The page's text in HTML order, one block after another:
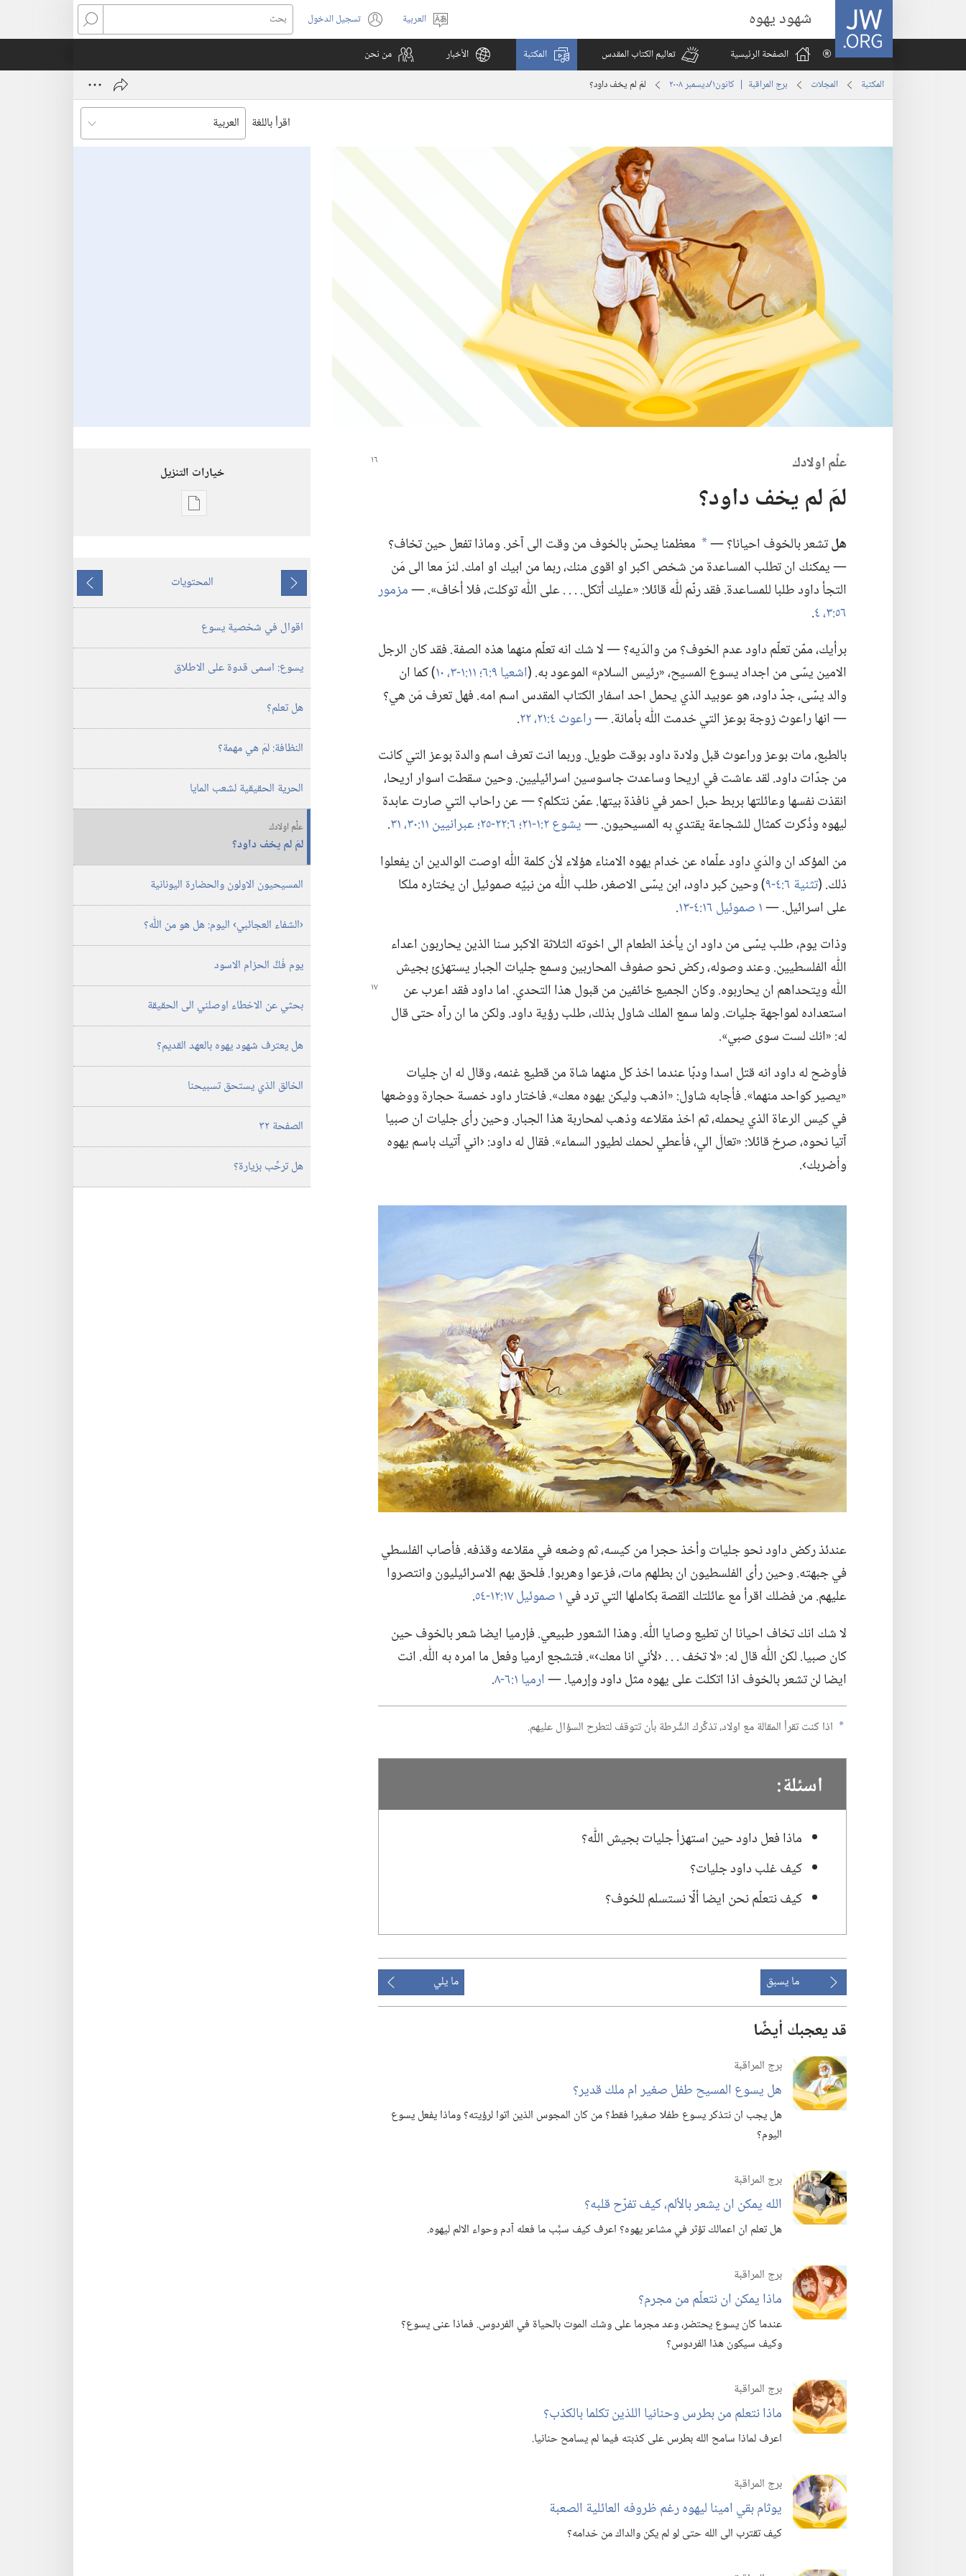
JW.ORG شهود يهوه
اختر
اللغة
العربية تسجيل الدخول
(يفتح
نافذة
بحث
الصفحة الرئيسية
تعاليم الكتاب المقدس المكتبة الأخبار من نحن
المكتبة المجلات برج المراقبة | ‏‎كانون١/ديسمبر‏ ‏‎٢٠٠٨‏ لمَ لم يخف داود؟‏
اقرأ باللغة
علِّم اولادك
لمَ لم يخف داود؟‏
هلتشعر بالخوف احيانا؟‏ —‏a معظمنا يحسّ بالخوف من وقت الى آخر.‏ وماذا تفعل حين تخاف؟‏
—‏ يمكنك ان تطلب المساعدة من شخص اكبر او اقوى منك،‏ ربما من ابيك او امك.‏ لنرَ معا الى مَن
التجأ داود طلبا للمساعدة.‏ فقد رنّم للّٰه قائلا:‏ «عليك أتكل.‏ .‏ .‏ .‏ على اللّٰه توكلت،‏ فلا أخاف».‏ —‏مزمور
٥٦:‏٣،‏ ٤
‏.‏
برأيك،‏ ممّن تعلّم داود عدم الخوف؟‏ من والدَيه؟‏ —‏ لا شك انه تعلّم منهما هذه الصفة.‏ فقد كان الرجل
الامين يسّى من اجداد يسوع المسيح،‏ «رئيس السلام» الموعود به.‏ (‏اشعيا ٩:‏٦؛‏
‏)‏ كما ان
والد يسّى،‏ جدّ داود،‏ هو عوبيد الذي يحمل احد اسفار الكتاب المقدس اسم امه.‏ فهل تعرف مَن هي؟‏
—‏ انها راعوث زوجة بوعز التي خدمت اللّٰه بأمانة.‏ —‏راعوث ٤:‏٢١،‏ ٢٢
‏.‏
بالطبع،‏ مات بوعز وراعوث قبل ولادة داود بوقت طويل.‏ وربما انت تعرف اسم والدة بوعز التي كانت
من جدّات داود.‏ لقد عاشت في اريحا وساعدت جاسوسين اسرائيليين.‏ وحين سقطت اسوار اريحا،‏
انقذت نفسها وعائلتها بربط حبل احمر في نافذة بيتها.‏ عمّن نتكلم؟‏ —‏ عن راحاب التي صارت عابدة
ليهوه وذُكرت كمثال للشجاعة يقتدي به المسيحيون.‏ —‏يشوع ٢:‏١-‏٢١؛‏ عبرانيين ١١:‏٣٠،‏ ٣١
‏.‏
من المؤكد ان والدَي داود علّماه عن خدام يهوه الامناء هؤلاء لأن كلمة اللّٰه اوصت الوالدين ان يفعلوا
ذلك.‏ (‏تثنية ٦:‏٤-‏٩
‏)‏ وحين كبر داود،‏ ابن يسّى الاصغر،‏ طلب اللّٰه من نبيّه صموئيل ان يختاره ملكا
على اسرائيل.‏ —‏١ صموئيل ١٦:‏٤-‏١٣
‏.‏
وذات يوم،‏ طلب يسّى من داود ان يأخذ الطعام الى اخوته الثلاثة الاكبر سنا الذين يحاربون اعداء
اللّٰه الفلسطيين.‏ وعند وصوله،‏ ركض نحو صفوف المحاربين وسمع جليات الجبار يستهزئ بجيش
اللّٰه ويتحداهم ان يحاربوه.‏ وكان الجميع خائفين منقبول هذا التحدي.‏ اما داود فقد اعرب عن
استعداده لمواجهة جليات.‏ ولما سمع الملك شاول بذلك،‏ طلب رؤية داود.‏ ولكن ما ان رآه حتى قال
له:‏ «انك لست سوى صبي».‏
فأوضح له داود انه قتل اسدا ودبّا عندما اخذ كل منهما شاة من قطيع غنمه،‏ وقال له ان جليات
«يصير كواحد منهما».‏ فأجابه شاول:‏ «اذهب وليكن يهوه معك».‏ فاختار داود خمسة حجارة ووضعها
في كيس الرعاة الذي يحمله،‏ ثم اخذ مقلاعه وذهب لمحاربة هذا الجبار.‏ وحين رأى جليات ان صبيا
آتيا نحوه،‏ صرخ قائلا:‏ «تعالَ الي،‏ فأعطي لحمك لطيور السماء».‏ فقال له داود:‏ ‹اني آتيك باسم يهوه
وأضربك›.‏
عندئذ ركض داود نحو جليات وأخذ حجرا من كيسه،‏ ثم وضعه في مقلاعه وقذفه.‏ فأصاب الفلسطي
في جبهته.‏ وحين رأى الفلسطيون ان بطلهم مات،‏ فزعوا وهربوا.‏ فلحق بهم الاسرائيليون وانتصروا
عليهم.‏ من فضلك اقرأ مع عائلتك القصة بكاملها التي ترد في١ صموئيل ١٧:‏١٢-‏٥٤
‏.‏
لا شك انك تخاف احيانا ان تطيع وصايا اللّٰه.‏ وهذا الشعور طبيعي.‏ فإرميا ايضا شعر بالخوف حين
كان صبيا.‏ لكن اللّٰه قال له:‏ «لا تخف .‏ .‏ .‏ ‹لأني انا معك›».‏ فتشجع ارميا وفعل ما امره به اللّٰه.‏ انت
ايضا لن تشعر بالخوف اذا اتكلت على يهوه مثل داود وإرميا.‏ —‏ارميا ١:‏٦-‏٨ ‏.‏
a اذا كنت تقرأ المقالة مع اولاد،‏ تذكِّرك الشَّرطة بأن تتوقف لتطرح السؤال عليهم.‏
اسئلة:‏
ماذا فعل داود حين استهزأ جليات بجيش اللّٰه؟‏
كيف غلب داود جليات؟‏
كيف نتعلّم نحن ايضا ألّا نستسلم للخوف؟‏
ما يسبق ما يلي
قد يعجبك أيضًا
برج المراقبة
هل يسوع المسيح طفل صغير ام ملك قدير؟‏
هل يجب ان نتذكر يسوع طفلا صغيرا فقط؟‏ من كان المجوس الذين اتوا لرؤيته؟‏ وماذا يفعل يسوع
اليوم؟‏
برج المراقبة
الله يمكن ان يشعر بالألم،‏ كيف تفرّح قلبه؟‏
هل تعلم ان اعمالك تؤثر في مشاعر يهوه؟‏ اعرف كيف سبَّب ما فعله آدم وحواء الالم ليهوه.‏
برج المراقبة
ماذا يمكن ان نتعلّم من مجرم؟‏
عندما كان يسوع يحتضر،‏ وعد مجرما على وشك الموت بالحياة في الفردوس.‏ فماذا عنى يسوع؟‏
وكيف سيكون هذا الفردوس؟‏
برج المراقبة
ماذا نتعلم من بطرس وحنانيا اللذين تكلما بالكذب؟‏
اعرف لماذا سامح الله بطرس على كذبته فيما لم يسامح حنانيا.‏
برج المراقبة
يوثام بقي امينا ليهوه رغم ظروفه العائلية الصعبة
كيف تقترب الى الله حتى لو لم يكن والداك من خدامه؟‏
خيارات التنزيل
خيارات
المراقبة
‏‎كانون١/
ما
يسبق
المحتويات
ما
يلي
اقوال في شخصية يسوع
يسوع:‏ اسمى قدوة على الاطلاق
هل تعلم؟‏
النظافة:‏ لمَ هي مهمة؟‏
الحرية الحقيقية لشعب المايا
علِّم اولادك
لمَ لم يخف داود؟‏
المسيحيون الاولون والحضارة اليونانية
‏‹الشفاء العجائبي› اليوم:‏ هل هو من اللّٰه؟‏
يوم فُكَّ الحزام الاسود
بحثي عن الاخطاء اوصلني الى الحقيقة
هل يعترف شهود يهوه بالعهد القديم؟‏
الخالق الذي يستحق تسبيحنا
الصفحة ٣٢
هل ترحِّب بزيارة؟‏